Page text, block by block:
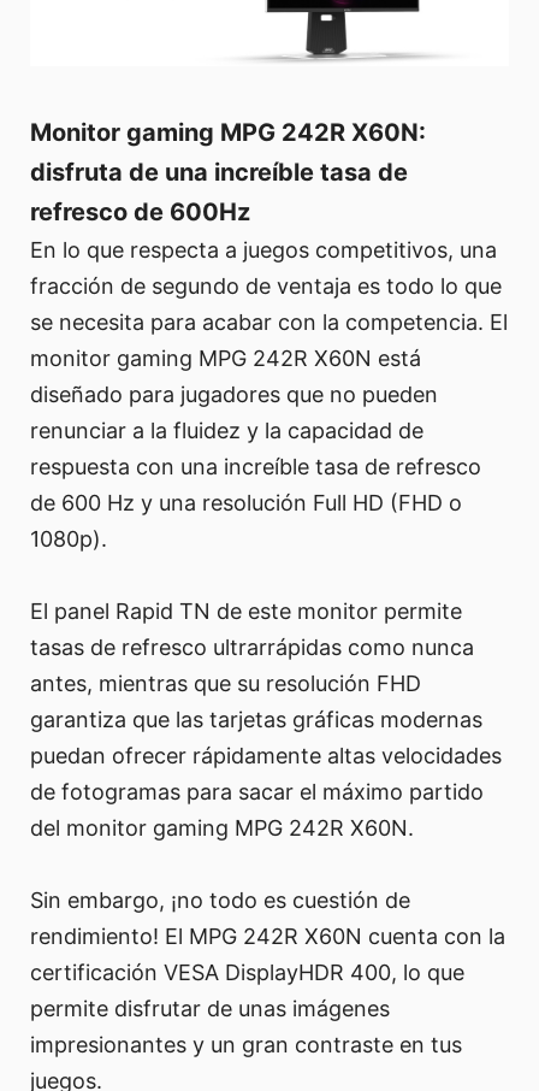
Monitor gaming MPG 242R X60N:
disfruta de una increíble tasa de
refresco de 600Hz
En lo que respecta a juegos competitivos, una
fracción de segundo de ventaja es todo lo que
se necesita para acabar con la competencia. El
monitor gaming MPG 242R X60N está
diseñado para jugadores que no pueden
renunciar a la fluidez y la capacidad de
respuesta con una increíble tasa de refresco
de 600 Hz y una resolución Full HD (FHD o
1080p).
El panel Rapid TN de este monitor permite
tasas de refresco ultrarrápidas como nunca
antes, mientras que su resolución FHD
garantiza que las tarjetas gráficas modernas
puedan ofrecer rápidamente altas velocidades
de fotogramas para sacar el máximo partido
del monitor gaming MPG 242R X60N.
Sin embargo, ¡no todo es cuestión de
rendimiento! El MPG 242R X60N cuenta con la
certificación VESA DisplayHDR 400, lo que
permite disfrutar de unas imágenes
impresionantes y un gran contraste en tus
juegos.